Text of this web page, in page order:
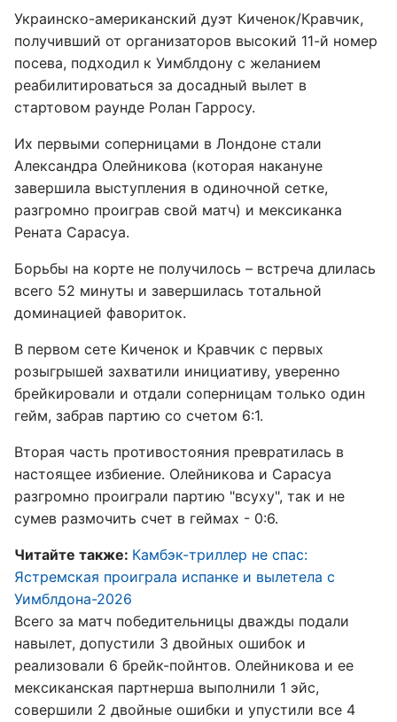
Украинско-американский дуэт Киченок/Кравчик,
получивший от организаторов высокий 11-й номер
посева, подходил к Уимблдону с желанием
реабилитироваться за досадный вылет в
стартовом раунде Ролан Гарросу.
Их первыми соперницами в Лондоне стали
Александра Олейникова (которая накануне
завершила выступления в одиночной сетке,
разгромно проиграв свой матч) и мексиканка
Рената Сарасуа.
Борьбы на корте не получилось – встреча длилась
всего 52 минуты и завершилась тотальной
доминацией фавориток.
В первом сете Киченок и Кравчик с первых
розыгрышей захватили инициативу, уверенно
брейкировали и отдали соперницам только один
гейм, забрав партию со счетом 6:1.
Вторая часть противостояния превратилась в
настоящее избиение. Олейникова и Сарасуа
разгромно проиграли партию "всуху", так и не
сумев размочить счет в геймах - 0:6.
Читайте также: Камбэк-триллер не спас:
Ястремская проиграла испанке и вылетела с
Уимблдона-2026
Всего за матч победительницы дважды подали
навылет, допустили 3 двойных ошибок и
реализовали 6 брейк-пойнтов. Олейникова и ее
мексиканская партнерша выполнили 1 эйс,
совершили 2 двойные ошибки и упустили все 4